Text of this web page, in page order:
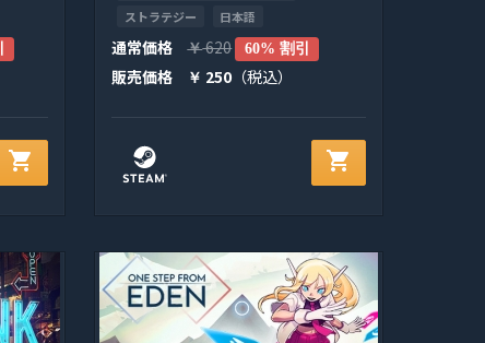
shopping_cart
ストラテジー
日本語
通常価格 ￥620 60% 割引
販売価格 ￥ 250 （税込）
shopping_cart